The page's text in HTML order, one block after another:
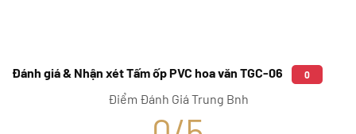
Đánh giá & Nhận xét Tấm ốp PVC hoa văn TGC-06 0
Điểm Đánh Giá Trung Bnh